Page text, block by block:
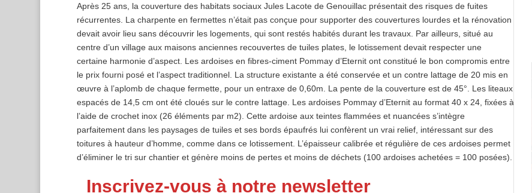
Après 25 ans, la couverture des habitats sociaux Jules Lacote de Genouillac présentait des risques de fuites
récurrentes. La charpente en fermettes n’était pas conçue pour supporter des couvertures lourdes et la rénovation
devait avoir lieu sans découvrir les logements, qui sont restés habités durant les travaux. Par ailleurs, situé au
centre d’un village aux maisons anciennes recouvertes de tuiles plates, le lotissement devait respecter une
certaine harmonie d’aspect. Les ardoises en fibres-ciment Pommay d’Eternit ont constitué le bon compromis entre
le prix fourni posé et l’aspect traditionnel. La structure existante a été conservée et un contre lattage de 20 mis en
œuvre à l’aplomb de chaque fermette, pour un entraxe de 0,60m. La pente de la couverture est de 45°. Les liteaux
espacés de 14,5 cm ont été cloués sur le contre lattage. Les ardoises Pommay d’Eternit au format 40 x 24, fixées à
l’aide de crochet inox (26 éléments par m2). Cette ardoise aux teintes flammées et nuancées s’intègre
parfaitement dans les paysages de tuiles et ses bords épaufrés lui confèrent un vrai relief, intéressant sur des
toitures à hauteur d’homme, comme dans ce lotissement. L’épaisseur calibrée et régulière de ces ardoises permet
d’éliminer le tri sur chantier et génère moins de pertes et moins de déchets (100 ardoises achetées = 100 posées).
Inscrivez-vous à notre newsletter